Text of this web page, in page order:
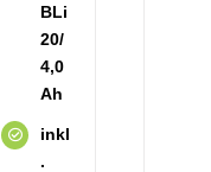
BLi
20/
4,0
Ah
inkl
.